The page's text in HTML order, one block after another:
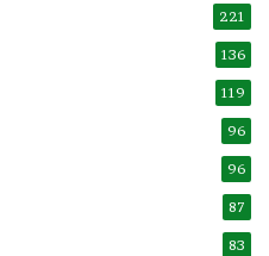
221
136
119
96
96
87
83